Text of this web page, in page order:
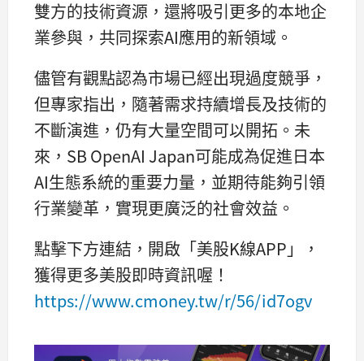
雙方的技術資源，還將吸引更多的本地企
業參與，共同探索AI應用的新領域。
儘管有觀點認為市場已經出現過度競爭，
但專家指出，隨著需求持續增長及技術的
不斷演進，仍有大量空間可以開拓。未
來，SB OpenAI Japan可能成為促進日本
AI生態系統的重要力量，並期待能夠引領
行業變革，實現更廣泛的社會效益。
點擊下方連結，開啟「美股K線APP」，
獲得更多美股即時資訊喔！
https://www.cmoney.tw/r/56/id7ogv